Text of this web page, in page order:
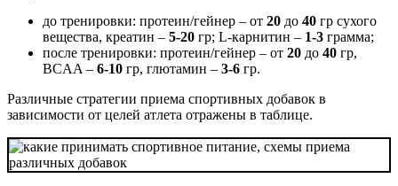
до тренировки: протеин/гейнер – от 20 до 40 гр сухого
вещества, креатин – 5-20 гр; L-карнитин – 1-3 грамма;
после тренировки: протеин/гейнер – от 20 до 40 гр,
BCAA – 6-10 гр, глютамин – 3-6 гр.
Различные стратегии приема спортивных добавок в
зависимости от целей атлета отражены в таблице.